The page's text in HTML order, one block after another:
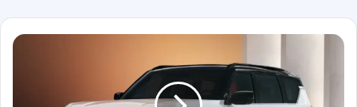
معرفی